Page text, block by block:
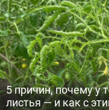
5 причин, почему у
листья — и как с